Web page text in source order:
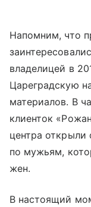
Напомним, что
владелицей в
Цареградскую
материалов. В
клиенток
центра открыли
по мужьям,
жен.
В настоящий